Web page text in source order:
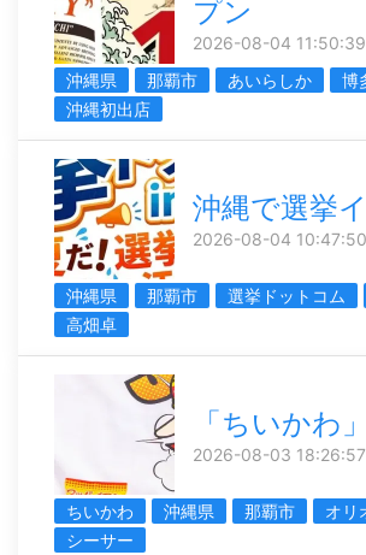
プン
2026-08-04 11:50:39
沖縄県
那覇市 あいらしか
博
沖縄初出店
沖縄で選挙
2026-08-04 10:47:50
沖縄県 那覇市 選挙ドットコム
高畑卓
「ちいかわ
2026-08-03 18:26:57
ちいかわ 沖縄県 那覇市
オリ
シーサー